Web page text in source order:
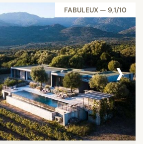
FABULEUX — 9,1/10
›